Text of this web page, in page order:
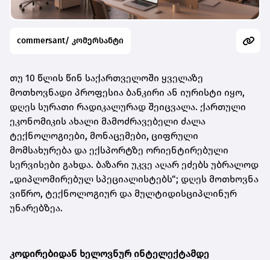
commersant/ კომერსანტი
თუ 10 წლის წინ საქართველოში ყველაზე
მოთხოვნადი პროფესია ბანკირი ან იურისტი იყო,
დღეს სურათი რადიკალურად შეიცვალა. ქართული
ეკონომიკის ახალი მამოძრავებელი ძალა
ტექნოლოგიები, მონაცემები, ციფრული
მომსახურება და ექსპორტზე ორიენტირებული
სერვისები გახდა. ბაზარი უკვე აღარ ეძებს უბრალოდ
„დიპლომირებულ სპეციალისტებს“; დღეს მოთხოვნა
ვიწრო, ტექნოლოგიურ და მულტიდისციპლინურ
უნარებზეა.
კოდირებიდან ხელოვნურ ინტელექტამდე